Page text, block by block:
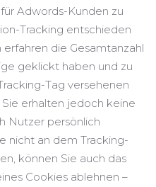
Adwords-Kunden zu
Tracking entschieden
die Gesamtanzahl
geklickt haben und zu
Tag versehenen
erhalten jedoch keine
Nutzer persönlich
nicht an dem Tracking-
können Sie auch das
Cookies ablehnen –